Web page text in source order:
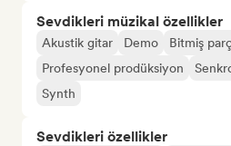
Sevdikleri müzikal özellikler
Akustik gitar Demo
Bitmiş
Profesyonel prodüksiyon
Synth
Sevdikleri özellikler